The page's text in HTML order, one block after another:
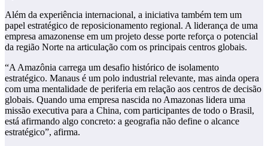
Além da experiência internacional, a iniciativa também tem um
papel estratégico de reposicionamento regional. A liderança de uma
empresa amazonense em um projeto desse porte reforça o potencial
da região Norte na articulação com os principais centros globais.
“A Amazônia carrega um desafio histórico de isolamento
estratégico. Manaus é um polo industrial relevante, mas ainda opera
com uma mentalidade de periferia em relação aos centros de decisão
globais. Quando uma empresa nascida no Amazonas lidera uma
missão executiva para a China, com participantes de todo o Brasil,
está afirmando algo concreto: a geografia não define o alcance
estratégico”, afirma.